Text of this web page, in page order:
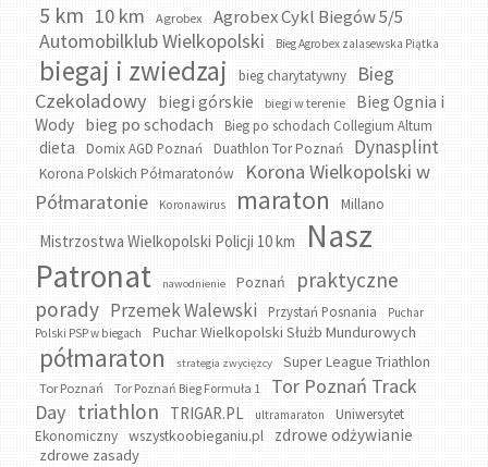
5 km 10 km Agrobex Agrobex Cykl Biegów 5/5
Automobilklub Wielkopolski Bieg Agrobex zalasewska Piątka
biegaj i zwiedzaj bieg charytatywny
Bieg
Czekoladowy
biegi górskie biegi w terenie
Bieg Ognia i
Wody bieg po schodach Bieg po schodach Collegium Altum
dieta Domix AGD Poznań Duathlon Tor Poznań Dynasplint
Korona Polskich Półmaratonów
Korona Wielkopolski w
Półmaratonie
Koronawirus maraton Millano
Mistrzostwa Wielkopolski Policji 10 km
Nasz
Patronat
nawodnienie Poznań
praktyczne
porady Przemek Walewski Przystań Posnania
Puchar
Polski PSP w biegach
Puchar Wielkopolski Służb Mundurowych
półmaraton strategia zwycięzcy Super League Triathlon
Tor Poznań Tor Poznań Bieg Formuła 1
Tor Poznań Track
Day triathlon TRIGAR.PL ultramaraton
Uniwersytet
Ekonomiczny
wszystkoobieganiu.pl zdrowe odżywianie
zdrowe zasady